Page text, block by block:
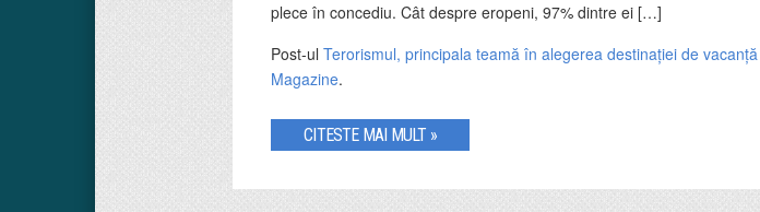
plece în concediu. Cât despre eropeni, 97% dintre ei […]
Post-ulTerorismul, principala teamă în alegerea destinației de vacanță
Magazine.
CITESTE MAI MULT »